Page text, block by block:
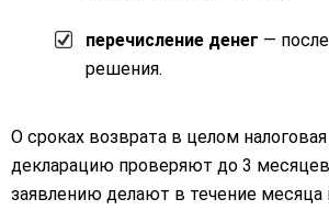
перечисление денег —
решения.
О сроках возврата в целом
декларацию проверяют до 3
заявлению делают в течение месяца